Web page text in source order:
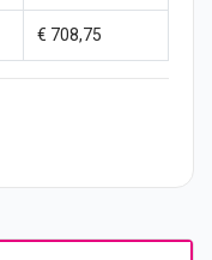
€ 708,75